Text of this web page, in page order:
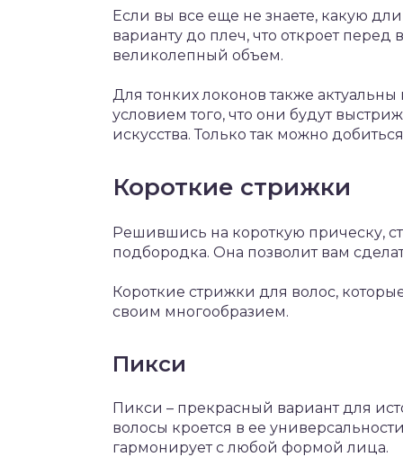
Если вы все еще не знаете, какую
варианту до плеч, что откроет
великолепный объем.
Для тонких локонов также
условием того, что они будут
искусства. Только так можно
Короткие стрижки
Решившись на короткую прическу,
подбородка. Она позволит вам
Короткие стрижки для волос,
своим многообразием.
Пикси
Пикси – прекрасный вариант для
волосы кроется в ее
гармонирует с любой формой лица.